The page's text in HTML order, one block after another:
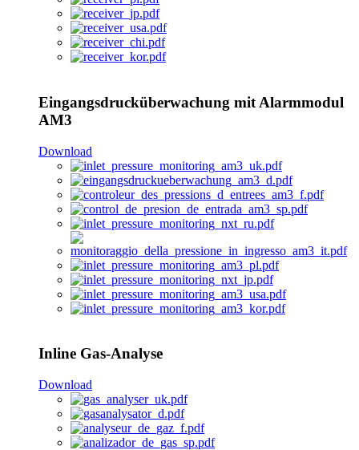
Eingangsdrucküberwachung mit Alarmmodul
AM3
Download
Inline Gas-Analyse
Download